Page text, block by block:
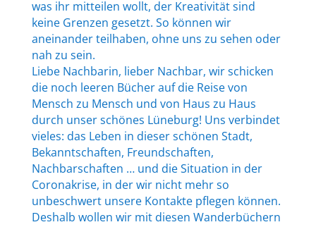
was ihr mitteilen wollt, der Kreativität sind
keine Grenzen gesetzt. So können wir
aneinander teilhaben, ohne uns zu sehen oder
nah zu sein.
Liebe Nachbarin, lieber Nachbar, wir schicken
die noch leeren Bücher auf die Reise von
Mensch zu Mensch und von Haus zu Haus
durch unser schönes Lüneburg! Uns verbindet
vieles: das Leben in dieser schönen Stadt,
Bekanntschaften, Freundschaften,
Nachbarschaften … und die Situation in der
Coronakrise, in der wir nicht mehr so
unbeschwert unsere Kontakte pflegen können.
Deshalb wollen wir mit diesen Wanderbüchern